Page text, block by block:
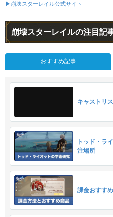
▶崩壊スターレイル公式サイト
崩壊スターレイルの注目記
おすすめ記事
キャストリ
トッド・ラ
注場所
課金おすす